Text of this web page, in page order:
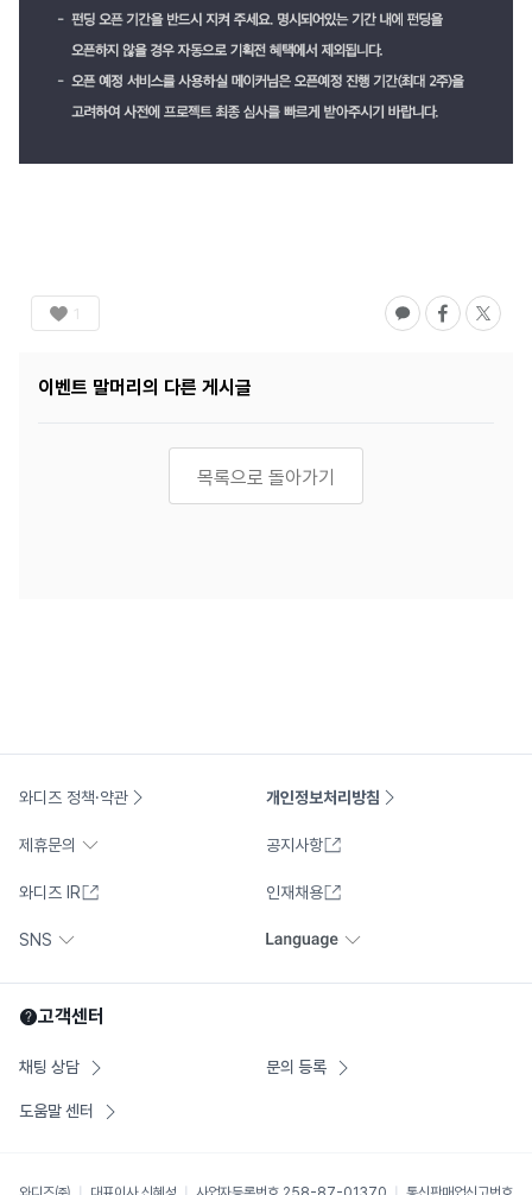
1
이벤트 말머리의 다른 게시글
목록으로 돌아가기
와디즈 정책·약관 개인정보처리방침
제휴문의 공지사항
와디즈 IR 인재채용
SNS
고객센터
채팅 상담 문의 등록
도움말 센터